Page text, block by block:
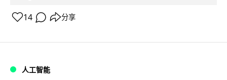
14 分享
人工智能